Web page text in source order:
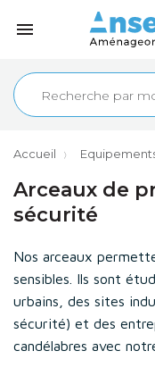

Accueil
Arceaux de
sécurité
Nos arceaux
sensibles. Ils sont
urbains, des sites
sécurité) et des
candélabres avec